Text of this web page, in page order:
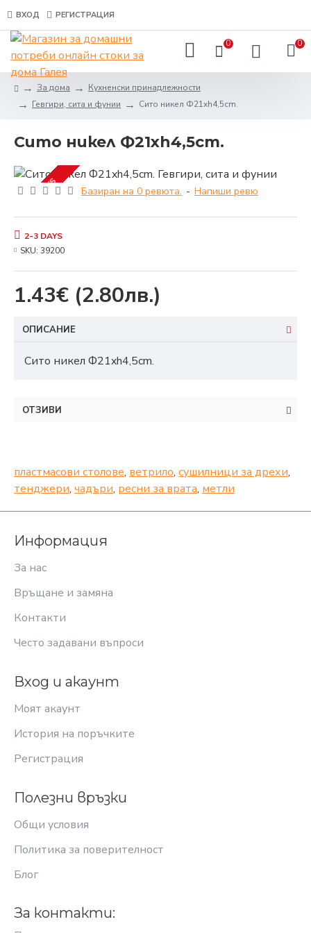
ВХОД РЕГИСТРАЦИЯ
0 0
За дома
Кухненски принадлежности
Гевгири, сита и фунии
Сито никел Ф21xh4,5cm.
Сито никел Ф21xh4,5cm.
2-3 DAYS Базиран на 0 ревюта. - Напиши ревю
1.43€ (2.80лв.)
2-3 DAYS
SKU: 39200
ОПИСАНИЕ
Сито никел Ф21xh4,5cm.
ОТЗИВИ
пластмасови столове, ветрило, сушилници за дрехи,
тенджери, чадъри, ресни за врата, метли
Информация
За нас
Връщане и замяна
Контакти
Често задавани въпроси
Вход и акаунт
Моят акаунт
История на поръчките
Регистрация
Полезни връзки
Общи условия
Политика за поверителност
Блог
За контакти: